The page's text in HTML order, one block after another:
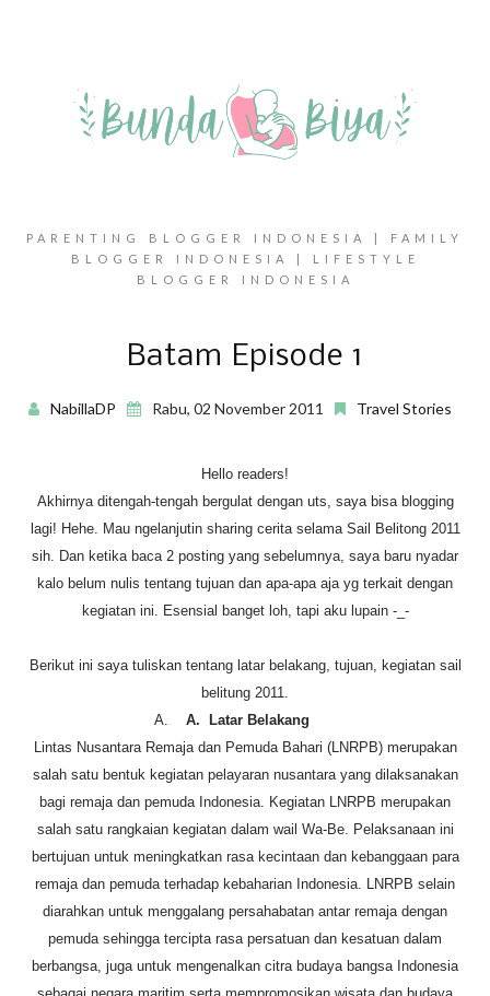
PARENTING BLOGGER INDONESIA | FAMILY
BLOGGER INDONESIA | LIFESTYLE
BLOGGER INDONESIA
Batam Episode 1
NabillaDP Rabu, 02 November 2011 Travel Stories
Hello readers!
Akhirnya ditengah-tengah bergulat dengan uts, saya bisa blogging
lagi! Hehe. Mau ngelanjutin sharing cerita selama Sail Belitong 2011
sih. Dan ketika baca 2 posting yang sebelumnya, saya baru nyadar
kalo belum nulis tentang tujuan dan apa-apa aja yg terkait dengan
kegiatan ini. Esensial banget loh, tapi aku lupain -_-
Berikut ini saya tuliskan tentang latar belakang, tujuan, kegiatan sail
belitung 2011.
A.
A.
Latar Belakang
Lintas Nusantara Remaja dan Pemuda Bahari (LNRPB) merupakan
salah satu bentuk kegiatan pelayaran nusantara yang dilaksanakan
bagi remaja dan pemuda Indonesia. Kegiatan LNRPB merupakan
salah satu rangkaian kegiatan dalam wail Wa-Be. Pelaksanaan ini
bertujuan untuk meningkatkan rasa kecintaan dan kebanggaan para
remaja dan pemuda terhadap kebaharian Indonesia. LNRPB selain
diarahkan untuk menggalang persahabatan antar remaja dengan
pemuda sehingga tercipta rasa persatuan dan kesatuan dalam
berbangsa, juga untuk mengenalkan citra budaya bangsa Indonesia